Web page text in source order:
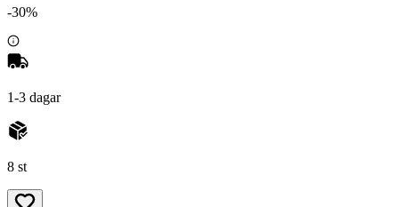
-30%
1-3 dagar
8 st